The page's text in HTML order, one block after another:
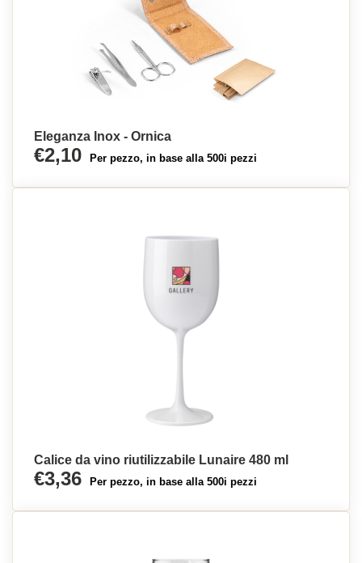
Eleganza Inox - Ornica
€2,10 Per pezzo, in base alla 500i pezzi
Calice da vino riutilizzabile Lunaire 480 ml
€3,36 Per pezzo, in base alla 500i pezzi